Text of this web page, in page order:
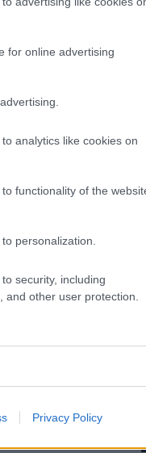
for online advertising
analytics like cookies on
functionality of the
personalization.
security, including
other user protection.
Privacy Policy
(X)